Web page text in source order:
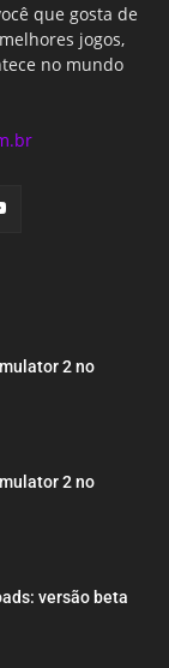
que gosta de
jogos,
no mundo
2 no
2 no
versão beta